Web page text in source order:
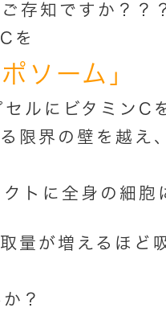
存知ですか？？
を
ポソーム」
ルにビタミンC
限界の壁を越え
トに全身の細胞
量が増えるほど
？